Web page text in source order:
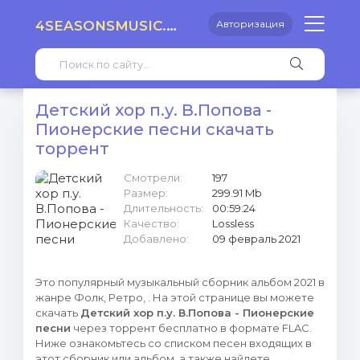
4SEASONSMUSIC.RU Авторизация
Детский хор п.у. В.Попова -
Пионерские песни скачать
торрент
Смотрели:
197
Размер:
299.91 Mb
Длительность:
00:59:24
Качество:
Lossless
Добавлено:
09 февраль 2021
Это популярный музыкальный сборник альбом 2021 в
жанре Фолк, Ретро, . На этой странице вы можете
скачать Детский хор п.у. В.Попова - Пионерские
песни через торрент бесплатно в формате FLAC.
Ниже ознакомьтесь со списком песен входящих в